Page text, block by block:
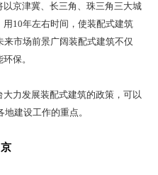
京津冀、长三角、珠三角三大城
10年左右时间，使装配式建筑
市场前景广阔装配式建筑不仅
保。
力发展装配式建筑的政策，可以
建设工作的重点。